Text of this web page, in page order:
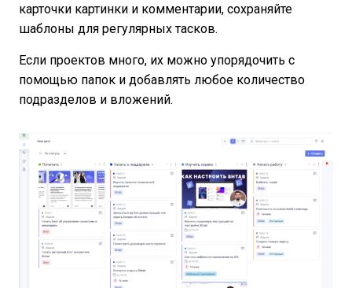
карточки картинки и комментарии, сохраняйте
шаблоны для регулярных тасков.
Если проектов много, их можно упорядочить с
помощью папок и добавлять любое количество
подразделов и вложений.